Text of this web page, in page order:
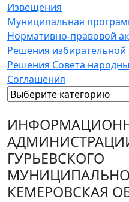
Извещения
Муниципальная
Нормативно-правовой
Решения избирательной
Решения Совета
Соглашения
ГУРЬЕВСКОГО
КЕМЕРОВСКАЯ